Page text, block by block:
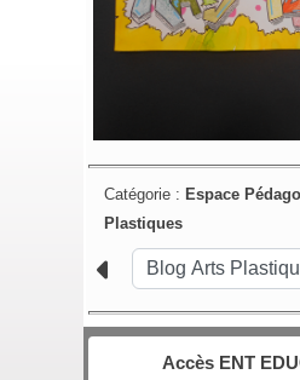
Accès ENT
Catégorie : Espace
Plastiques